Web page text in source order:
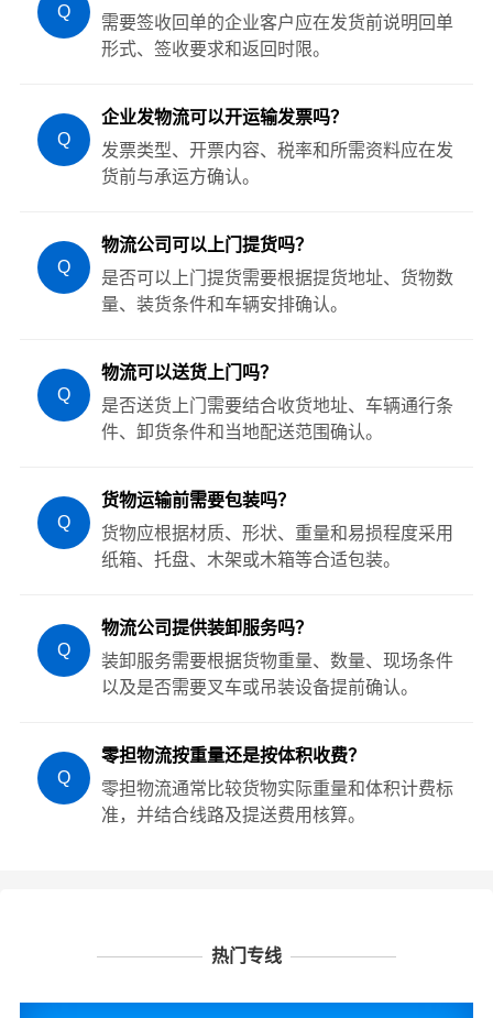
Q
需要签收回单的企业客户应在发货前说明回单
形式、签收要求和返回时限。
Q
企业发物流可以开运输发票吗？
发票类型、开票内容、税率和所需资料应在发
货前与承运方确认。
Q
物流公司可以上门提货吗？
是否可以上门提货需要根据提货地址、货物数
量、装货条件和车辆安排确认。
Q
物流可以送货上门吗？
是否送货上门需要结合收货地址、车辆通行条
件、卸货条件和当地配送范围确认。
Q
货物运输前需要包装吗？
货物应根据材质、形状、重量和易损程度采用
纸箱、托盘、木架或木箱等合适包装。
Q
物流公司提供装卸服务吗？
装卸服务需要根据货物重量、数量、现场条件
以及是否需要叉车或吊装设备提前确认。
Q
零担物流按重量还是按体积收费？
零担物流通常比较货物实际重量和体积计费标
准，并结合线路及提送费用核算。
热门专线